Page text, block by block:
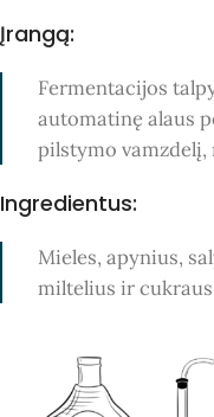
Įrangą:
Fermentacijos
automatinę alaus
pilstymo vamzdelį,
Ingredientus:
Mieles, apynius,
miltelius ir